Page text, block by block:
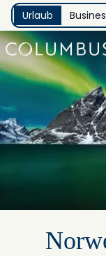
Urlaub